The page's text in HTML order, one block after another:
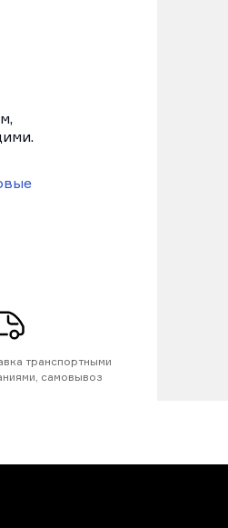
транспортными
самовывоз